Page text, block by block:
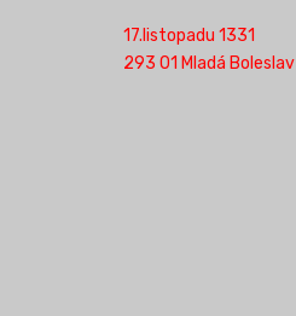
17.listopadu 1331
293 01 Mladá Boleslav